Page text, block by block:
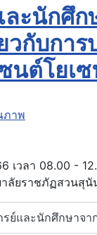
ะนักศึก
วกับกา
นต์โยเ
ภาพ
เวลา 08.00 -
ลัยราชภัฏสวนสุนั
รย์และนักศึกษาจ